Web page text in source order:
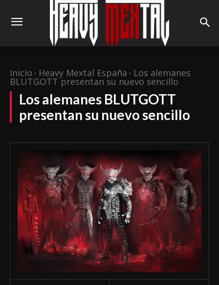
Inicio Heavy Mextal España Los alemanes
BLUTGOTT presentan su nuevo sencillo
Los alemanes BLUTGOTT
presentan su nuevo sencillo